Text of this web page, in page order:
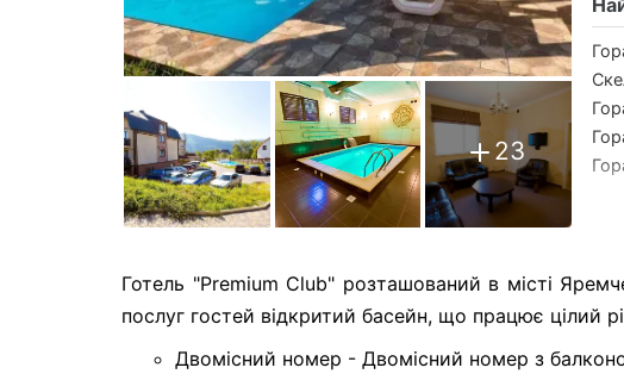
23
Готель "Premium Club" розташований в місті
послуг гостей відкритий басейн, що працює цілий
Двомісний номер - Двомісний номер з